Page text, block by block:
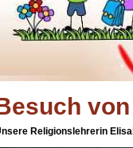
Religionslehrerin